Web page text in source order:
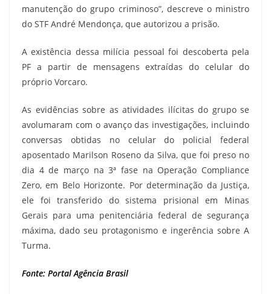
manutenção do grupo criminoso”, descreve o ministro
do STF André Mendonça, que autorizou a prisão.
A existência dessa milícia pessoal foi descoberta pela
PF a partir de mensagens extraídas do celular do
próprio Vorcaro.
As evidências sobre as atividades ilícitas do grupo se
avolumaram com o avanço das investigações, incluindo
conversas obtidas no celular do policial federal
aposentado Marilson Roseno da Silva, que foi preso no
dia 4 de março na 3ª fase na Operação Compliance
Zero, em Belo Horizonte. Por determinação da Justiça,
ele foi transferido do sistema prisional em Minas
Gerais para uma penitenciária federal de segurança
máxima, dado seu protagonismo e ingerência sobre A
Turma.
Fonte: Portal Agência Brasil